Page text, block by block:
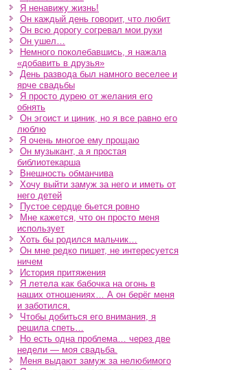
Я ненавижу жизнь!
Он каждый день говорит, что любит
Он всю дорогу согревал мои руки
Он ушел…
Немного поколебавшись, я нажала
«добавить в друзья»
День развода был намного веселее и
ярче свадьбы
Я просто дурею от желания его
обнять
Он эгоист и циник, но я все равно его
люблю
Я очень многое ему прощаю
Он музыкант, а я простая
библиотекарша
Внешность обманчива
Хочу выйти замуж за него и иметь от
него детей
Пустое сердце бьется ровно
Мне кажется, что он просто меня
использует
Хоть бы родился мальчик…
Он мне редко пишет, не интересуется
ничем
История притяжения
Я летела как бабочка на огонь в
наших отношениях… А он берёг меня
и заботился.
Чтобы добиться его внимания, я
решила спеть…
Но есть одна проблема… через две
недели — моя свадьба.
Меня выдают замуж за нелюбимого